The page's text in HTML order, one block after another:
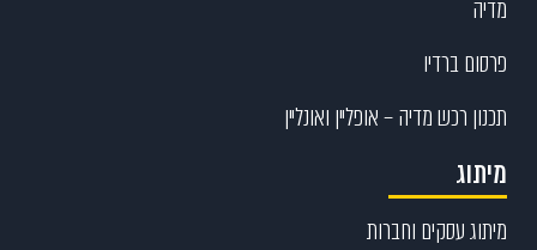
מדיה
פרסום ברדיו
תכנון רכש מדיה – אופליין ואונליין
מיתוג
מיתוג עסקים וחברות